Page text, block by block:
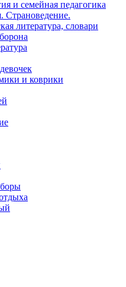
и семейная педагогика
Страноведение.
литература, словари
и коврики